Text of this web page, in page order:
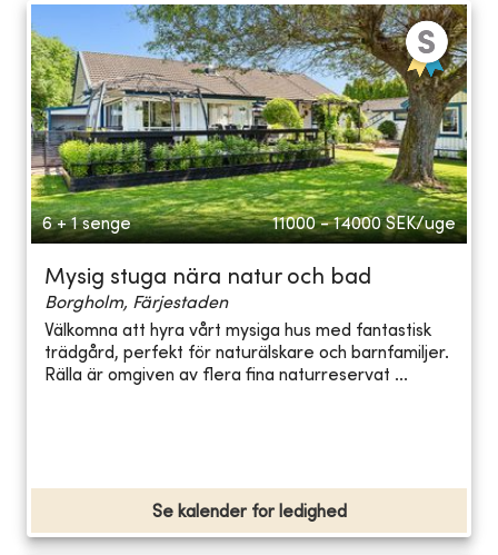
6 + 1 senge 11000 - 14000 SEK/uge
Mysig stuga nära natur och bad
Borgholm, Färjestaden
Välkomna att hyra vårt mysiga hus med fantastisk
trädgård, perfekt för naturälskare och barnfamiljer.
Rälla är omgiven av flera fina naturreservat ...
Se kalender for ledighed